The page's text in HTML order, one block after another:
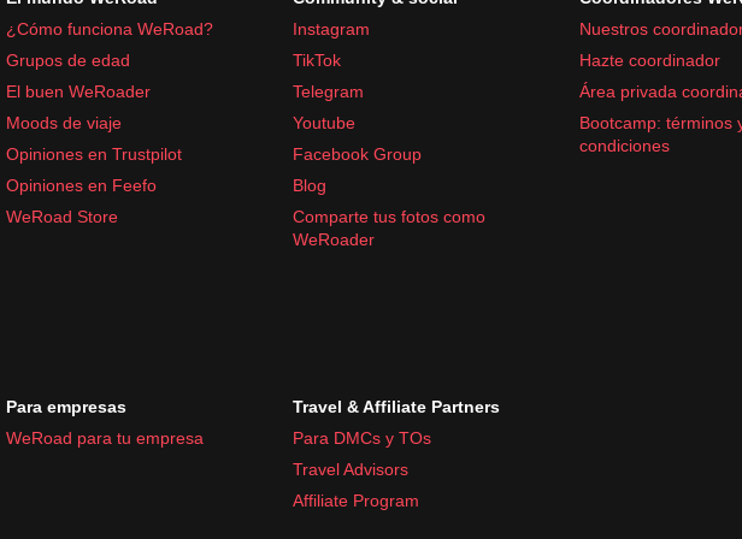
antidiarreicos y tiritas
el clima cálido y húmedo de Sri Lanka y para visitar templos, donde se requiere
¿Cómo funciona WeRoad?
Grupos de edad
El buen WeRoader
Moods de viaje
Opiniones en Trustpilot
Opiniones en Feefo
WeRoad Store
Instagram
TikTok
Telegram
Youtube
Facebook Group
Blog
Comparte tus fotos como
WeRoader
Nuestros
Hazte coordinador
Área privada
Bootcamp: términos
condiciones
Para empresas
WeRoad para tu empresa
Travel & Affiliate Partners
Para DMCs y TOs
Travel Advisors
Affiliate Program